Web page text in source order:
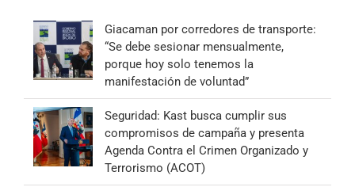
Giacaman por corredores de transporte:
“Se debe sesionar mensualmente,
porque hoy solo tenemos la
manifestación de voluntad”
Seguridad: Kast busca cumplir sus
compromisos de campaña y presenta
Agenda Contra el Crimen Organizado y
Terrorismo (ACOT)